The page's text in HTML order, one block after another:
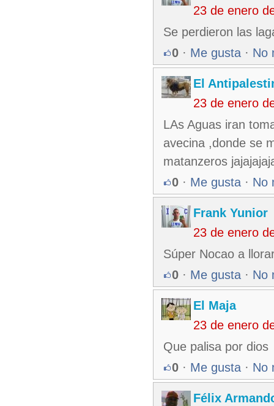
23 de enero
Se perdieron las
0 · Me gusta · No
El
23 de enero
LAs Aguas iran
avecina ,donde se
matanzeros
0 · Me gusta · No
Frank Yunior
23 de enero
Súper Nocao a
0 · Me gusta · No
El Maja
23 de enero
Que palisa por dios
0 · Me gusta · No
Félix